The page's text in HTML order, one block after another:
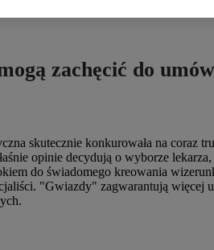
zachęcić do
skutecznie konkurowała na coraz
opinie decydują o wyborze
do świadomego kreowania
"Gwiazdy" zagwarantują więcej